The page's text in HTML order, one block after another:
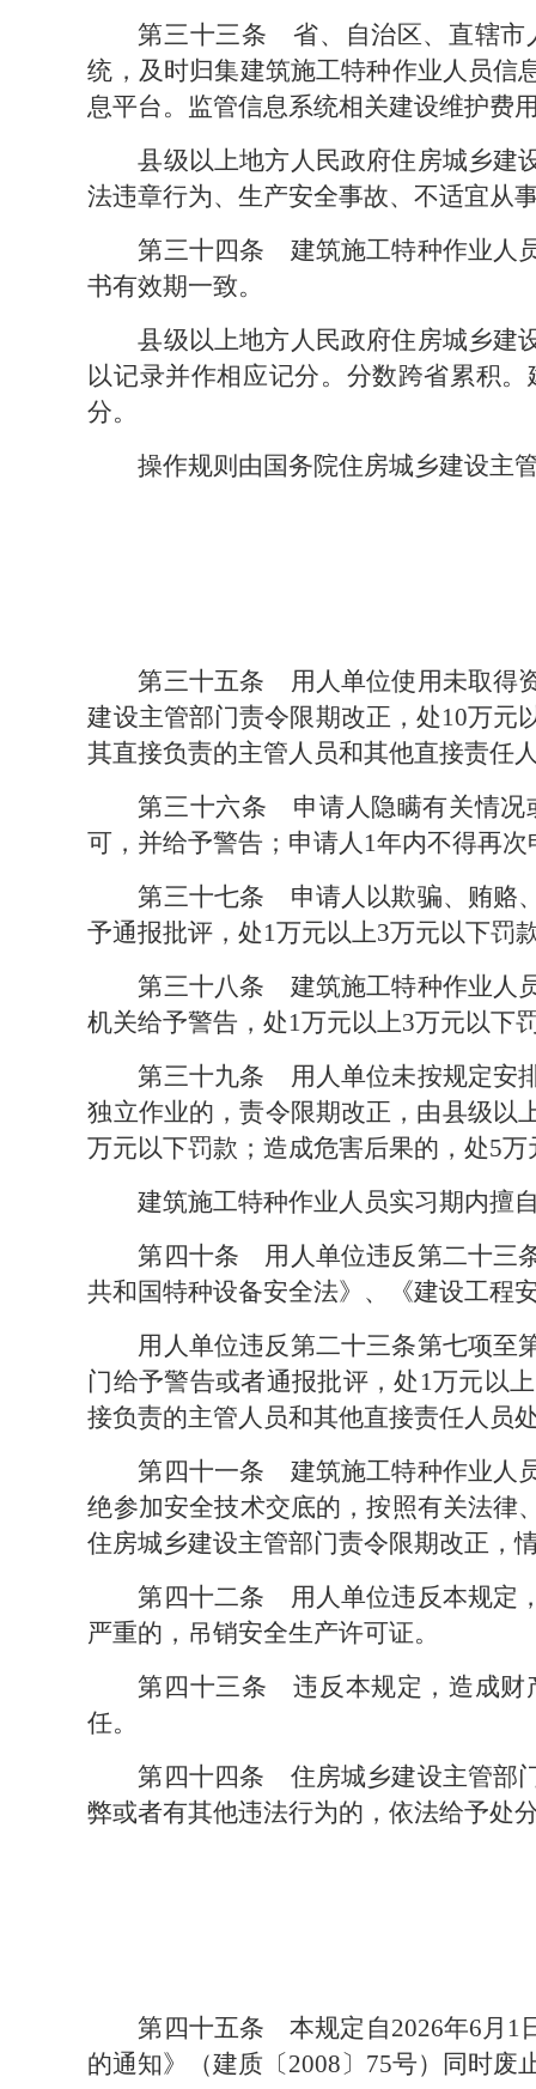
第三十三条 省、自治区、直辖
统，及时归集建筑施工特种作业人员信
息平台。监管信息系统相关建设维护费
县级以上地方人民政府住房城乡建
法违章行为、生产安全事故、不适宜从
第三十四条 建筑施工特种作业人
书有效期一致。
县级以上地方人民政府住房城乡建
以记录并作相应记分。分数跨省累积
分。
操作规则由国务院住房城乡建设主
第三十五条
用人单位使用未取得
建设主管部门责令限期改正，处10万元
其直接负责的主管人员和其他直接责任
第三十六条 申请人隐瞒有关情
可，并给予警告；申请人1年内不得再
第三十七条 申请人以欺骗、贿赂
予通报批评，处1万元以上3万元以下罚
第三十八条 建筑施工特种作业人
机关给予警告，处1万元以上3万元以下
第三十九条
用人单位未按规定安
独立作业的，责令限期改正，由县级以
万元以下罚款；造成危害后果的，处5
建筑施工特种作业人员实习期内擅
第四十条 用人单位违反第二十三
共和国特种设备安全法》、《建设工程
用人单位违反第二十三条第七项至
门给予警告或者通报批评，处1万元以
接负责的主管人员和其他直接责任人员
第四十一条 建筑施工特种作业人
绝参加安全技术交底的，按照有关法律
住房城乡建设主管部门责令限期改正，
第四十二条
用人单位违反本规定
严重的，吊销安全生产许可证。
第四十三条 违反本规定，造成
任。
第四十四条 住房城乡建设主管部
弊或者有其他违法行为的，依法给予处
第四十五条 本规定自2026年6月1
的通知》（建质〔2008〕75号）同时废